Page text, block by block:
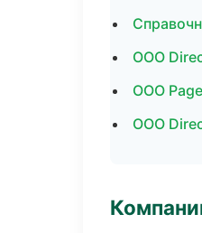
ООО
ООО
ООО